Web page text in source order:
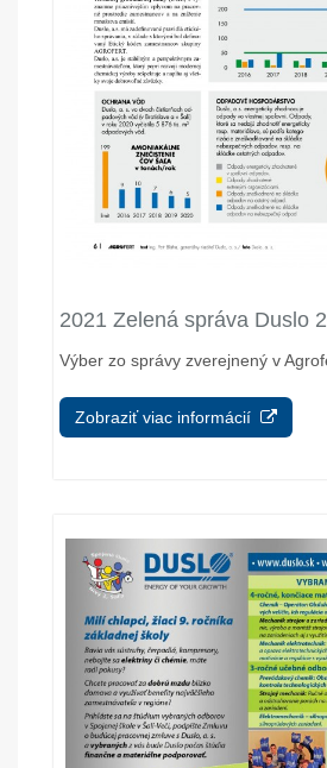
2021 Zelená správa Duslo
Výber zo správy zverejnený v
Zobraziť viac informácií